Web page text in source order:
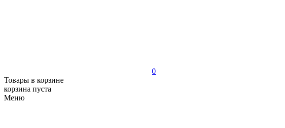
0
Товары в корзине
корзина пуста
Меню